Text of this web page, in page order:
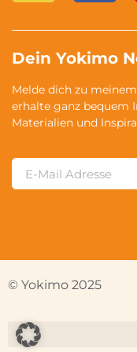
Dein Yokimo
Melde dich zu
erhalte ganz bequem
Materialien und
© Yokimo 2025